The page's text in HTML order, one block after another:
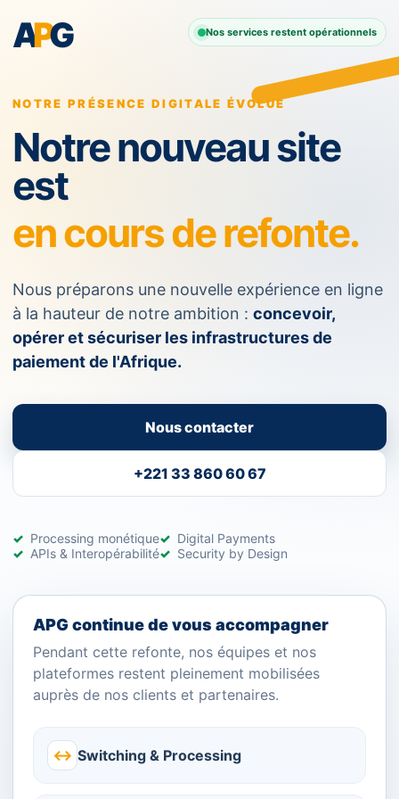
APG Nos services restent opérationnels
NOTRE PRÉSENCE DIGITALE ÉVOLUE
Notre nouveau site
est
en cours de refonte.
Nous préparons une nouvelle expérience en ligne
à la hauteur de notre ambition : concevoir,
opérer et sécuriser les infrastructures de
paiement de l'Afrique.
Nous contacter
+221 33 860 60 67
Processing monétique
Digital Payments
APIs & Interopérabilité
Security by Design
APG continue de vous accompagner
Pendant cette refonte, nos équipes et nos
plateformes restent pleinement mobilisées
auprès de nos clients et partenaires.
↔ Switching & Processing